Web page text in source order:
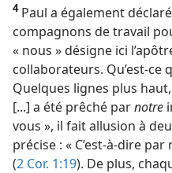
4Paul a également
compagnons de travail
« nous » désigne ici
collaborateurs. Qu’est-ce
Quelques lignes plus
[...] a été prêché parnotre
vous », il fait allusion à
précise : « C’est-à-dire
(2 Cor. 1:19). De plus,